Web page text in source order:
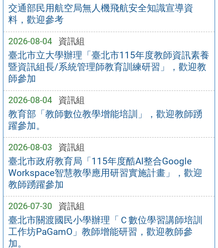
交通部民用航空局無人機飛航安全知識宣導資
料，歡迎參考
2026-08-04 資訊組
臺北市立大學辦理「臺北市115年度教師資訊素養
暨資訊組長/系統管理師教育訓練研習」，歡迎教
師參加
2026-08-04 資訊組
教育部「教師數位教學增能培訓」，歡迎教師踴
躍參加。
2026-08-03 資訊組
臺北市政府教育局「115年度酷AI整合Google
Workspace智慧教學應用研習實施計畫」，歡迎
教師踴躍參加
2026-07-30 資訊組
臺北市關渡國民小學辦理「Ｃ數位學習講師培訓
工作坊PaGamO」教師增能研習，歡迎教師參
加。